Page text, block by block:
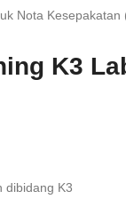
Nota
K3
dibidang K3